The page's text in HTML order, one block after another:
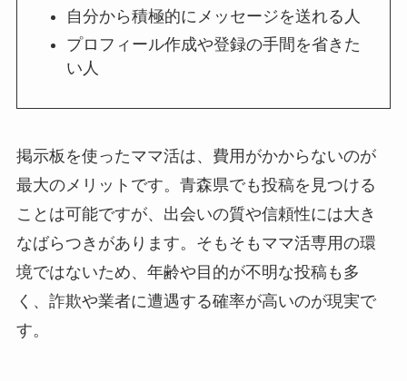
自分から積極的にメッセージを送れる人
プロフィール作成や登録の手間を省きた
い人
掲示板を使ったママ活は、費用がかからないのが
最大のメリットです。青森県でも投稿を見つける
ことは可能ですが、出会いの質や信頼性には大き
なばらつきがあります。そもそもママ活専用の環
境ではないため、年齢や目的が不明な投稿も多
く、詐欺や業者に遭遇する確率が高いのが現実で
す。